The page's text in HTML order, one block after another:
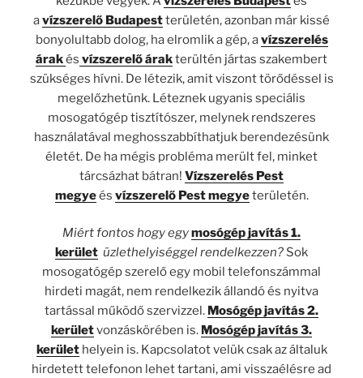
avízszerelő Budapestterületén, azonban már kissé
bonyolultabb dolog, ha elromlik a gép, avízszerelés
árakés vízszerelő árakterültén jártas szakembert
szükséges hívni. De létezik, amit viszont törődéssel is
megelőzhetünk. Léteznek ugyanis speciális
mosogatógép tisztítószer, melynek rendszeres
használatával meghosszabbíthatjuk berendezésünk
életét. De ha mégis probléma merült fel, minket
tárcsázhat bátran! Vízszerelés Pest
megyeés vízszerelő Pest megyeterületén.
Miért fontos hogy egymosógép javítás 1.
kerület üzlethelyiséggel rendelkezzen? Sok
mosogatógép szerelő egy mobil telefonszámmal
hirdeti magát, nem rendelkezik állandó és nyitva
tartással működő szervizzel. Mosógép javítás 2.
kerületvonzáskörében is. Mosógép javítás 3.
kerülethelyein is. Kapcsolatot velük csak az általuk
hirdetett telefonon lehet tartani, ami visszaélésre ad